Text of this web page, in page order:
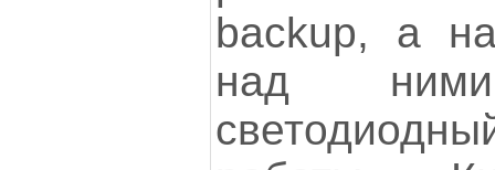
backup, а
над